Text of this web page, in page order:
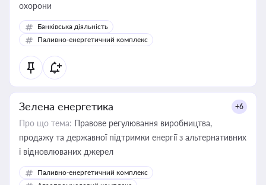
охорони
Банківська діяльність
Паливно-енергетичний комплекс
Зелена енергетика +6
Про що тема: Правове регулювання виробництва,
продажу та державної підтримки енергії з альтернативних
і відновлюваних джерел
Паливно-енергетичний комплекс